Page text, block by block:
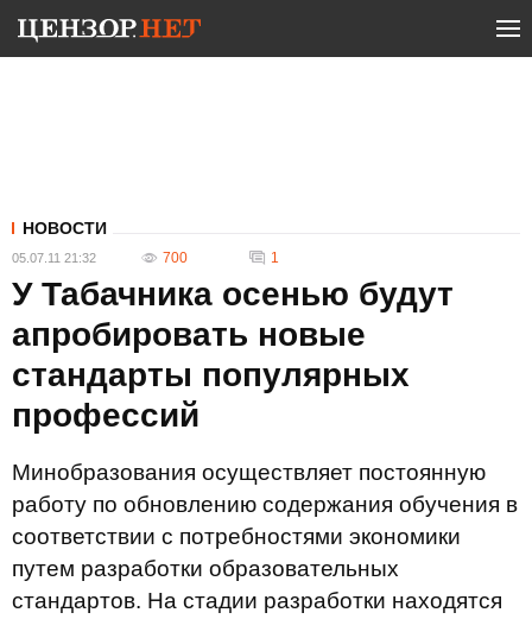
НОВОСТИ
05.07.11 21:32 700 1
У Табачника осенью будут
апробировать новые
стандарты популярных
профессий
Минобразования осуществляет постоянную
работу по обновлению содержания обучения в
соответствии с потребностями экономики
путем разработки образовательных
стандартов. На стадии разработки находятся